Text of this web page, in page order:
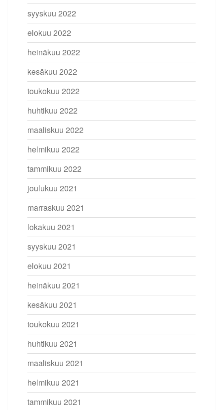
syyskuu 2022
elokuu 2022
heinäkuu 2022
kesäkuu 2022
toukokuu 2022
huhtikuu 2022
maaliskuu 2022
helmikuu 2022
tammikuu 2022
joulukuu 2021
marraskuu 2021
lokakuu 2021
syyskuu 2021
elokuu 2021
heinäkuu 2021
kesäkuu 2021
toukokuu 2021
huhtikuu 2021
maaliskuu 2021
helmikuu 2021
tammikuu 2021